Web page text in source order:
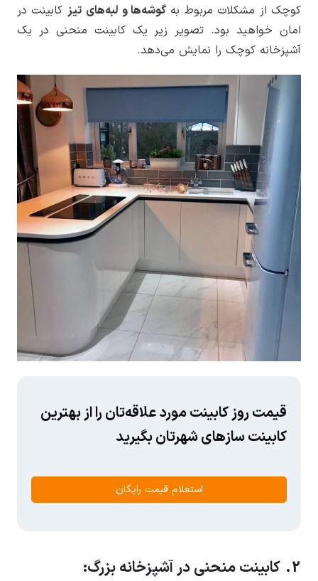
کوچک از مشکلات مربوط به گوشه‌ها و لبه‌های تیز کابینت در
امان خواهید بود. تصویر زیر یک کابینت منحنی در یک
آشپزخانه کوچک را نمایش می‌دهد.
قیمت روز کابینت مورد علاقه‌تان را از بهترین
کابینت سازهای شهرتان بگیرید
استعلام قیمت رایگان
2. کابینت منحنی در آشپزخانه بزرگ: